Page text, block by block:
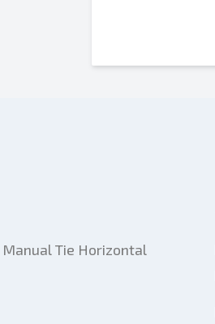
Manual Tie Horizontal